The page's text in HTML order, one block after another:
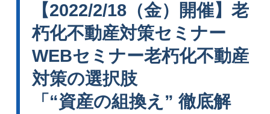
【2022/2/18（金）開催】老
朽化不動産対策セミナー
WEBセミナー老朽化不動産
対策の選択肢
「“資産の組換え” 徹底解